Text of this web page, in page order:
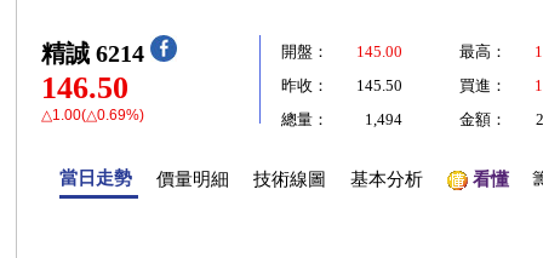
精誠 6214
146.50
△1.00(△0.69%)
開盤： 145.00 最高：
昨收：
145.50 買進：
總量：
1,494 金額：
當日走勢 價量明細 技術線圖 基本分析 看懂